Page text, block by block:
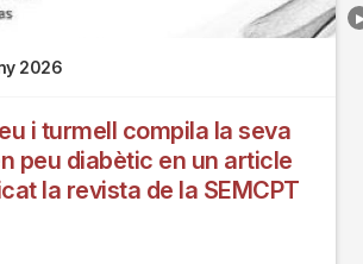
2026
i turmell compila la seva
peu diabètic en un article
la revista de la SEMCPT